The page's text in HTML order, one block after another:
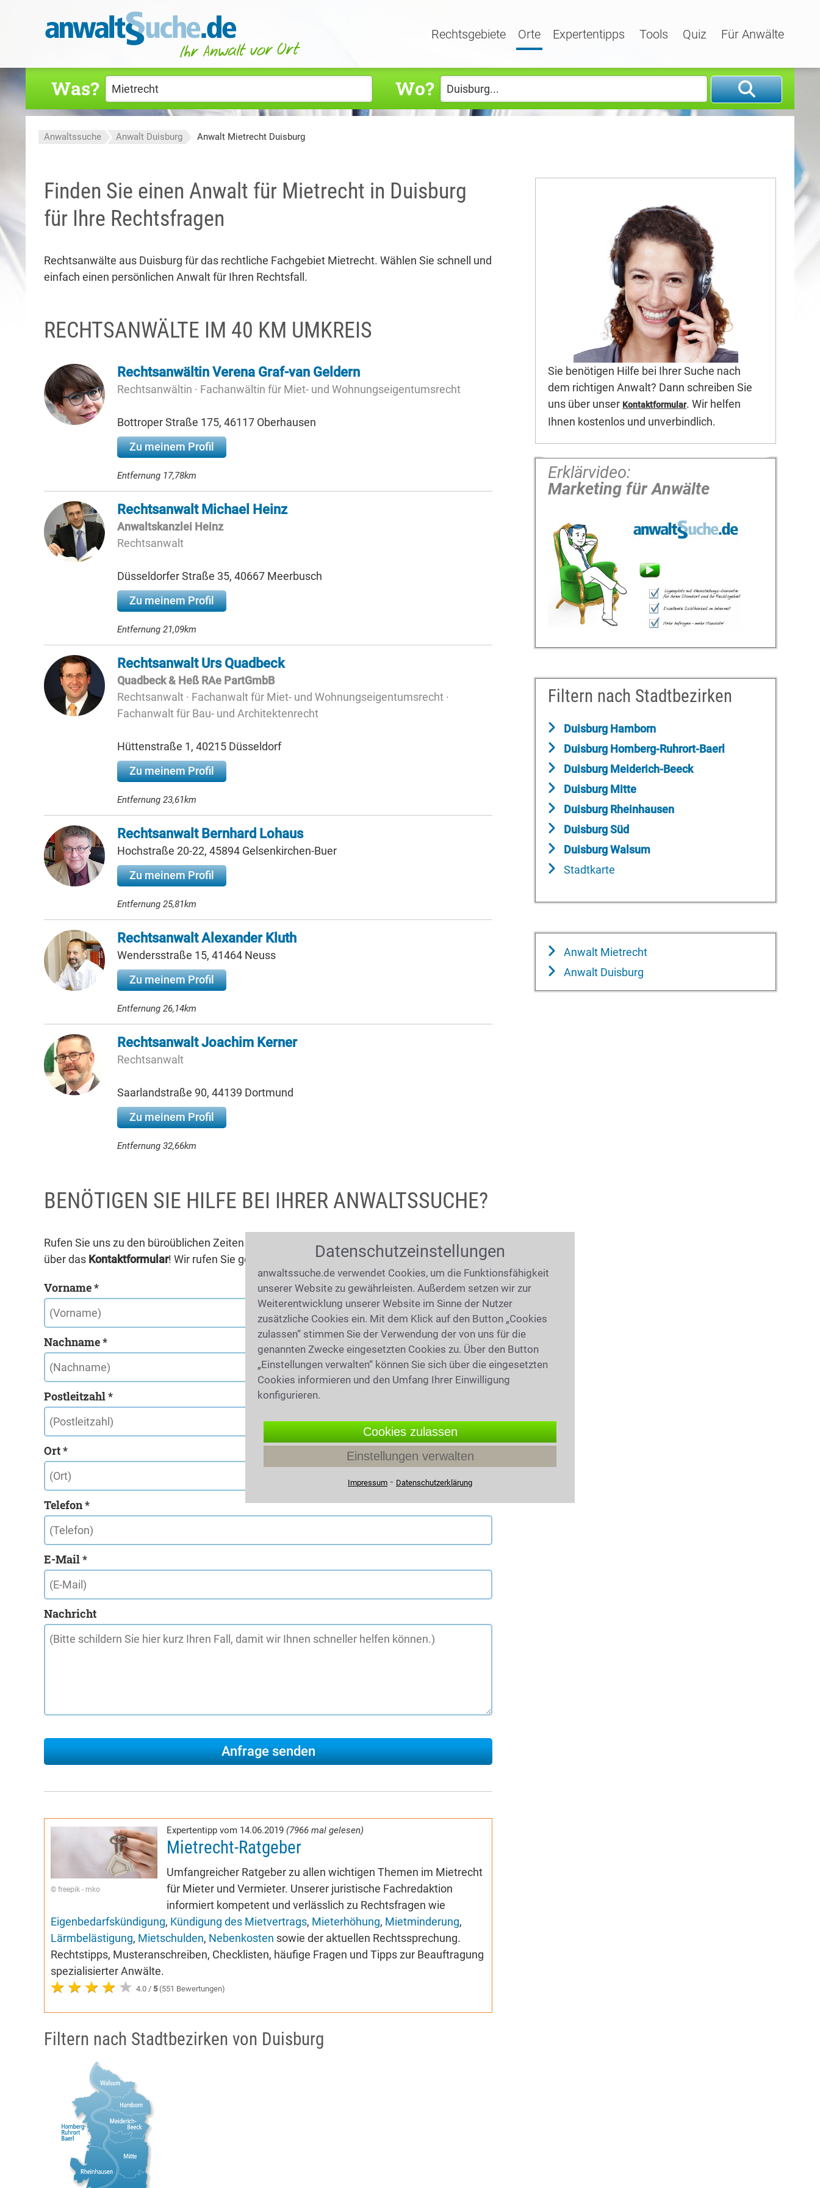
Rechtsgebiete Orte Expertentipps Tools Quiz Für Anwälte
Was? Wo?
Anwaltssuche Anwalt Duisburg Anwalt Mietrecht Duisburg
Finden Sie einen Anwalt für Mietrecht in Duisburg
für Ihre Rechtsfragen
Rechtsanwälte aus Duisburg für das rechtliche Fachgebiet Mietrecht. Wählen Sie schnell und
einfach einen persönlichen Anwalt für Ihren Rechtsfall.
RECHTSANWÄLTE IM 40 KM UMKREIS
Rechtsanwältin Verena Graf-van Geldern
Rechtsanwältin · Fachanwältin für Miet- und Wohnungseigentumsrecht
Bottroper Straße 175, 46117 Oberhausen
Zu meinem Profil
Entfernung 17,78km
Rechtsanwalt Michael Heinz
Anwaltskanzlei Heinz
Rechtsanwalt
Düsseldorfer Straße 35, 40667 Meerbusch
Zu meinem Profil
Entfernung 21,09km
Rechtsanwalt Urs Quadbeck
Quadbeck & Heß RAe PartGmbB
Rechtsanwalt · Fachanwalt für Miet- und Wohnungseigentumsrecht ·
Fachanwalt für Bau- und Architektenrecht
Hüttenstraße 1, 40215 Düsseldorf
Zu meinem Profil
Entfernung 23,61km
Rechtsanwalt Bernhard Lohaus
Hochstraße 20-22, 45894 Gelsenkirchen-Buer
Zu meinem Profil
Entfernung 25,81km
Rechtsanwalt Alexander Kluth
Wendersstraße 15, 41464 Neuss
Zu meinem Profil
Entfernung 26,14km
Rechtsanwalt Joachim Kerner
Rechtsanwalt
Saarlandstraße 90, 44139 Dortmund
Zu meinem Profil
Entfernung 32,66km
BENÖTIGEN SIE HILFE BEI IHRER ANWALTSSUCHE?
Rufen Sie uns zu den büroüblichen Zeiten unter 0221 - 93 738 606
an, oder schreiben Sie uns
über das Kontaktformular! Wir rufen Sie gerne zurück.
Vorname *
Nachname *
Postleitzahl *
Ort *
Telefon *
E-Mail *
Nachricht
© freepik - mko
Expertentipp vom 14.06.2019 (7966 mal gelesen)
Mietrecht-Ratgeber
Umfangreicher Ratgeber zu allen wichtigen Themen im Mietrecht
für Mieter und Vermieter. Unserer juristische Fachredaktion
informiert kompetent und verlässlich zu Rechtsfragen wie
Eigenbedarfskündigung, Kündigung des Mietvertrags, Mieterhöhung, Mietminderung,
Lärmbelästigung, Mietschulden, Nebenkosten sowie der aktuellen Rechtssprechung.
Rechtstipps, Musteranschreiben, Checklisten, häufige Fragen und Tipps zur Beauftragung
spezialisierter Anwälte.
4.0 / 5(551 Bewertungen)
Filtern nach Stadtbezirken von Duisburg
Sie benötigen Hilfe bei Ihrer Suche nach
dem richtigen Anwalt? Dann schreiben Sie
uns über unser Kontaktformular. Wir helfen
Ihnen kostenlos und unverbindlich.
Erklärvideo:
Marketing für Anwälte
Filtern nach Stadtbezirken
Duisburg Hamborn
Duisburg Homberg-Ruhrort-Baerl
Duisburg Meiderich-Beeck
Duisburg Mitte
Duisburg Rheinhausen
Duisburg Süd
Duisburg Walsum
Stadtkarte
Anwalt Mietrecht
Anwalt Duisburg
Datenschutzeinstellungen
anwaltssuche.de verwendet Cookies, um die Funktionsfähigkeit
unserer Website zu gewährleisten. Außerdem setzen wir zur
Weiterentwicklung unserer Website im Sinne der Nutzer
zusätzliche Cookies ein. Mit dem Klick auf den Button „Cookies
zulassen“ stimmen Sie der Verwendung der von uns für die
genannten Zwecke eingesetzten Cookies zu. Über den Button
„Einstellungen verwalten“ können Sie sich über die eingesetzten
Cookies informieren und den Umfang Ihrer Einwilligung
konfigurieren.
Cookies zulassen
Einstellungen verwalten
Impressum ⁃ Datenschutzerklärung